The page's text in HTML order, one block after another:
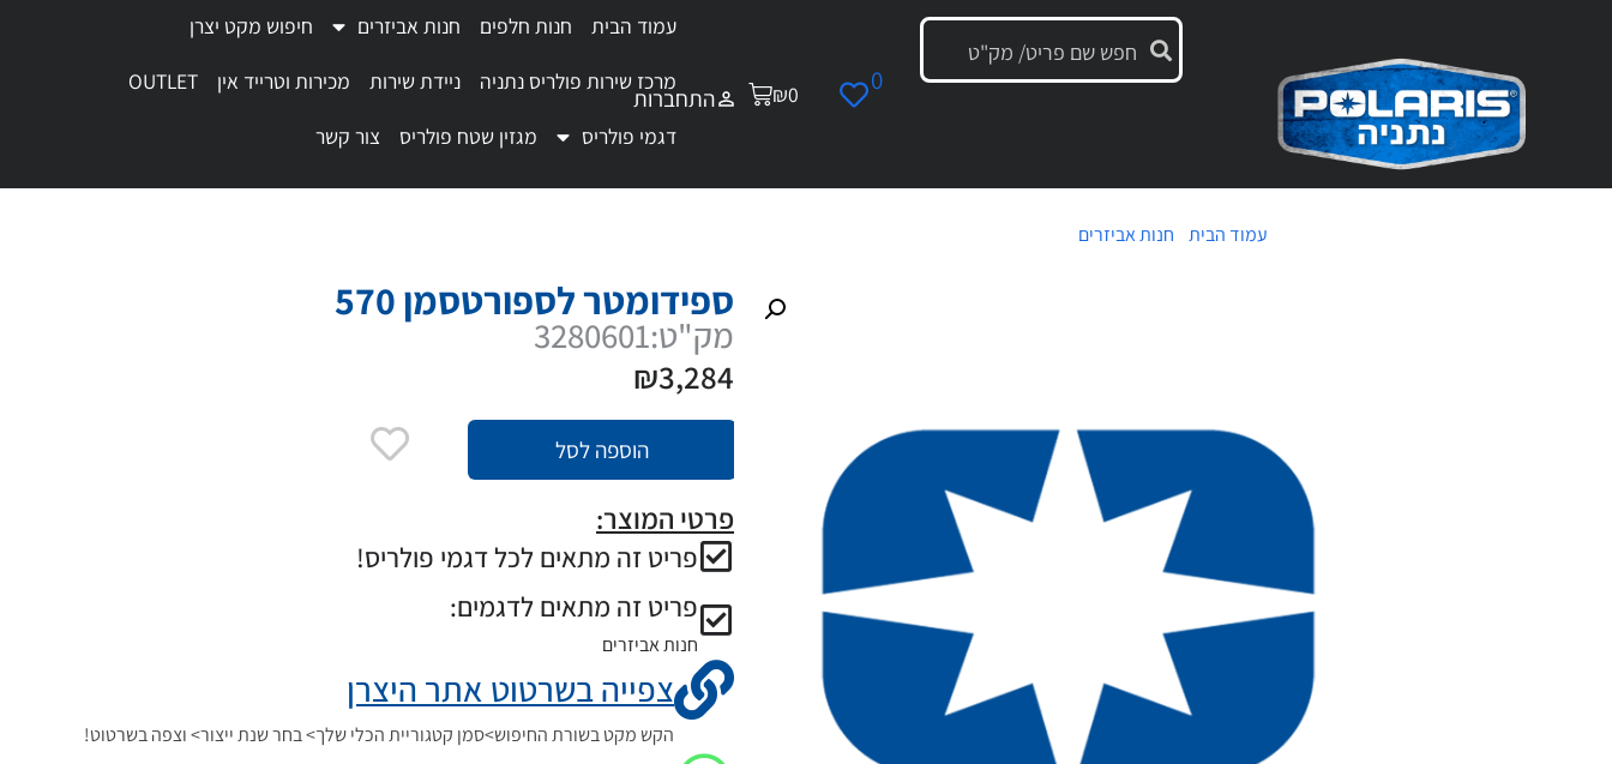
0
₪0 התחברות
עמוד הבית חנות חלפים חנות אביזרים
חיפוש מקט יצרן
מרכז שירות פולריס נתניה
ניידת שירות מכירות וטרייד אין
OUTLET
דגמי פולריס
מגזין שטח פולריס צור קשר
ספידומטר לספורטסמן 570
מק"ט:3280601
₪3,284
הוספה לסל
פרטי המוצר:
פריט זה מתאים לכל דגמי פולריס!
פריט זה מתאים לדגמים:
חנות אביזרים
צפייה בשרטוט אתר היצרן
הקש מקט בשורת החיפוש>סמן קטגוריית הכלי שלך> בחר שנת ייצור> וצפה בשרטוט!
עמוד הבית חנות אביזרים